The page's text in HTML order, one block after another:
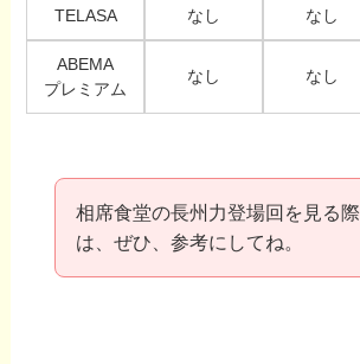
TELASA なし なし
ABEMA
プレミアム
なし なし
相席食堂の長州力登場回を見る際
は、ぜひ、参考にしてね。